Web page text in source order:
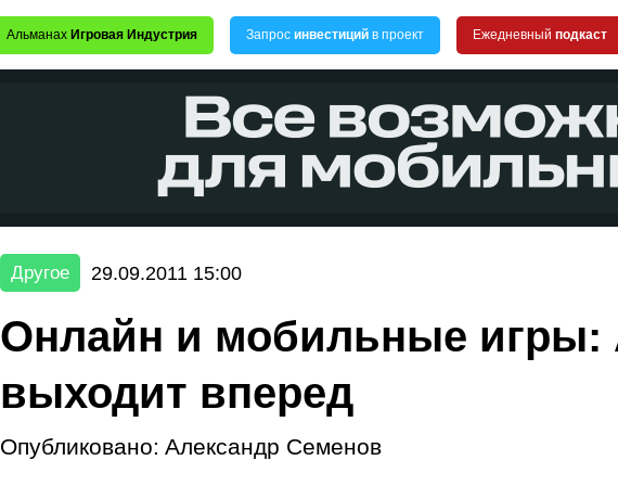
Альманах Игровая Индустрия Запрос инвестиций в проект Ежедневный подкаст
Другое 29.09.2011 15:00
Онлайн и мобильные игры:
выходит вперед
Опубликовано: Александр Семенов